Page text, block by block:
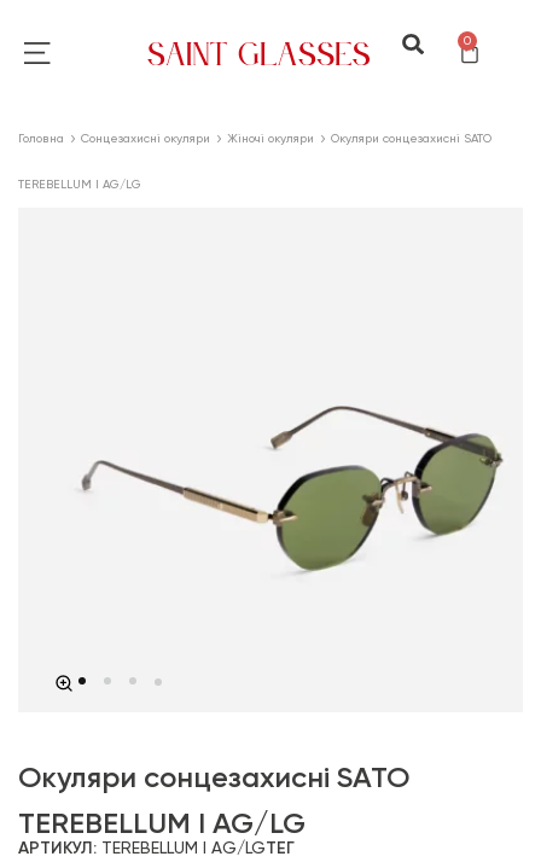
0
Головна Сонцезахисні окуляри Жіночі окуляри Окуляри сонцезахисні SATO
TEREBELLUM I AG/LG
Окуляри сонцезахисні SATO
TEREBELLUM I AG/LG
АРТИКУЛ: TEREBELLUM I AG/LGТЕГ